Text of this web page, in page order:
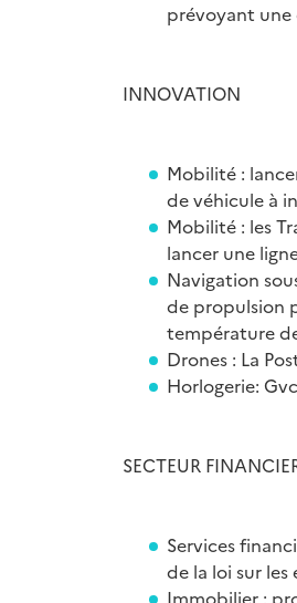
prévoyant une
INNOVATION
Mobilité :
de véhicule à
Mobilité : les
lancer une
Navigation
de propulsion
température
Drones : La
Horlogerie:
SECTEUR
Services
de la loi sur
Immobilier :